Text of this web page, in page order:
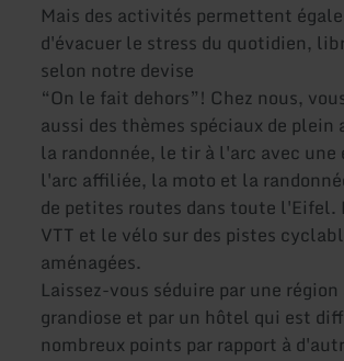
Mais des activités permettent
d'évacuer le stress du quotidien,
selon notre devise
“On le fait dehors”! Chez nous,
aussi des thèmes spéciaux de plein
la randonnée, le tir à l'arc avec une
l'arc affiliée, la moto et la
de petites routes dans toute l'Eifel.
VTT et le vélo sur des pistes
aménagées.
Laissez-vous séduire par une région
grandiose et par un hôtel qui est
nombreux points par rapport à